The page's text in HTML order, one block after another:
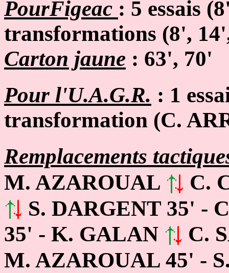
PourFigeac : 5 essais
transformations (8',
Carton jaune : 63', 70'
Pour l'U.A.G.R. : 1
transformation (C.
Remplacements
M. AZAROUAL
C.
S. DARGENT 35' -
35' - K. GALAN
C.
M. AZAROUAL 45' -